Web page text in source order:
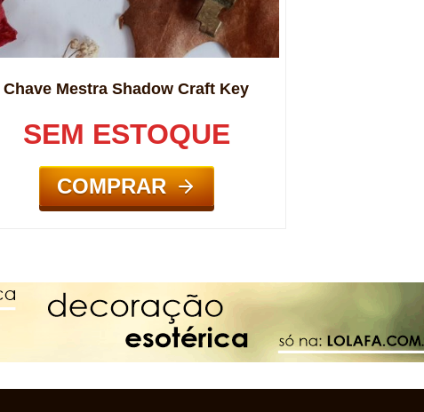
Chave Mestra Shadow Craft Key
SEM ESTOQUE
COMPRAR